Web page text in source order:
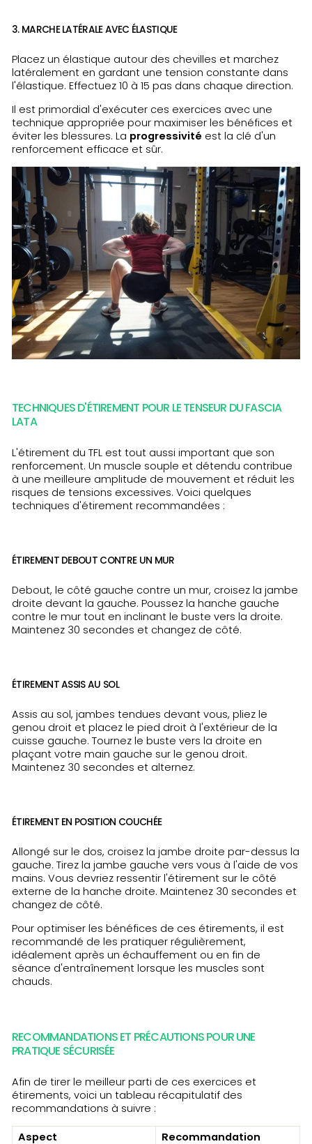
3. MARCHE LATÉRALE AVEC ÉLASTIQUE
Placez un élastique autour des chevilles et marchez
latéralement en gardant une tension constante dans
l'élastique. Effectuez 10 à 15 pas dans chaque direction.
Il est primordial d'exécuter ces exercices avec une
technique appropriée pour maximiser les bénéfices et
éviter les blessures. La progressivité est la clé d'un
renforcement efficace et sûr.
TECHNIQUES D'ÉTIREMENT POUR LE TENSEUR DU FASCIA
LATA
L'étirement du TFL est tout aussi important que son
renforcement. Un muscle souple et détendu contribue
à une meilleure amplitude de mouvement et réduit les
risques de tensions excessives. Voici quelques
techniques d'étirement recommandées :
ÉTIREMENT DEBOUT CONTRE UN MUR
Debout, le côté gauche contre un mur, croisez la jambe
droite devant la gauche. Poussez la hanche gauche
contre le mur tout en inclinant le buste vers la droite.
Maintenez 30 secondes et changez de côté.
ÉTIREMENT ASSIS AU SOL
Assis au sol, jambes tendues devant vous, pliez le
genou droit et placez le pied droit à l'extérieur de la
cuisse gauche. Tournez le buste vers la droite en
plaçant votre main gauche sur le genou droit.
Maintenez 30 secondes et alternez.
ÉTIREMENT EN POSITION COUCHÉE
Allongé sur le dos, croisez la jambe droite par-dessus la
gauche. Tirez la jambe gauche vers vous à l'aide de vos
mains. Vous devriez ressentir l'étirement sur le côté
externe de la hanche droite. Maintenez 30 secondes et
changez de côté.
Pour optimiser les bénéfices de ces étirements, il est
recommandé de les pratiquer régulièrement,
idéalement après un échauffement ou en fin de
séance d'entraînement lorsque les muscles sont
chauds.
RECOMMANDATIONS ET PRÉCAUTIONS POUR UNE
PRATIQUE SÉCURISÉE
Afin de tirer le meilleur parti de ces exercices et
étirements, voici un tableau récapitulatif des
recommandations à suivre :
Aspect
Recommandation